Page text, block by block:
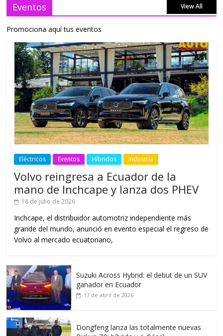
Eventos View All
Promociona aquí tus eventos
Eléctricos Eventos Híbridos Industria
Volvo reingresa a Ecuador de la
mano de Inchcape y lanza dos PHEV
18 de julio de 2026
Inchcape, el distribuidor automotriz independiente más
grande del mundo, anunció en evento especial el regreso de
Volvo al mercado ecuatoriano,
Suzuki Across Hybrid: el debut de un SUV
ganador en Ecuador
17 de abril de 2026
Dongfeng lanza las totalmente nuevas